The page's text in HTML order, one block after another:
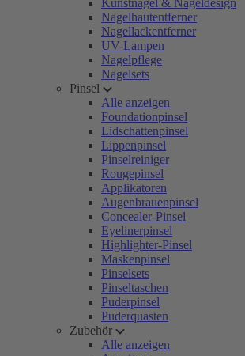
Kunstnägel & Nageldesign
Nagelhautentferner
Nagellackentferner
UV-Lampen
Nagelpflege
Nagelsets
Pinsel
Alle anzeigen
Foundationpinsel
Lidschattenpinsel
Lippenpinsel
Pinselreiniger
Rougepinsel
Applikatoren
Augenbrauenpinsel
Concealer-Pinsel
Eyelinerpinsel
Highlighter-Pinsel
Maskenpinsel
Pinselsets
Pinseltaschen
Puderpinsel
Puderquasten
Zubehör
Alle anzeigen